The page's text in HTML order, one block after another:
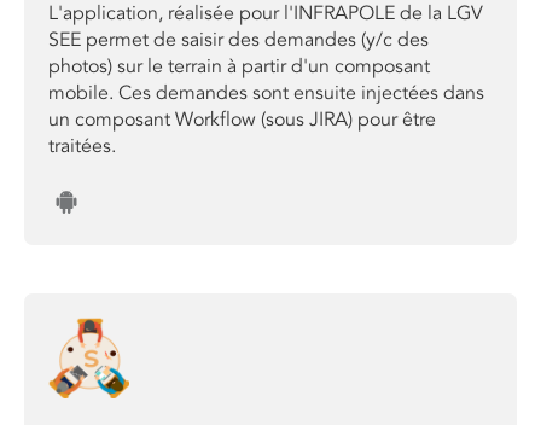
L'application, réalisée pour l'INFRAPOLE de la LGV
SEE permet de saisir des demandes (y/c des
photos) sur le terrain à partir d'un composant
mobile. Ces demandes sont ensuite injectées dans
un composant Workflow (sous JIRA) pour être
traitées.